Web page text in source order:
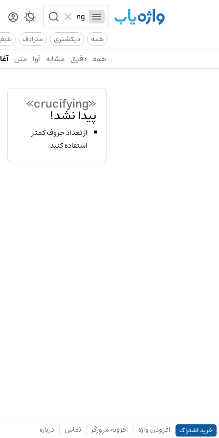
همه دیکشنری مترادف
همه دقیق مشابه آوا متن
«crucifying»
پیدا نشد!
از تعداد حروف کمتر
استفاده کنید.
خرید اشتراک افزودن واژه افزونه مرورگر تماس درباره